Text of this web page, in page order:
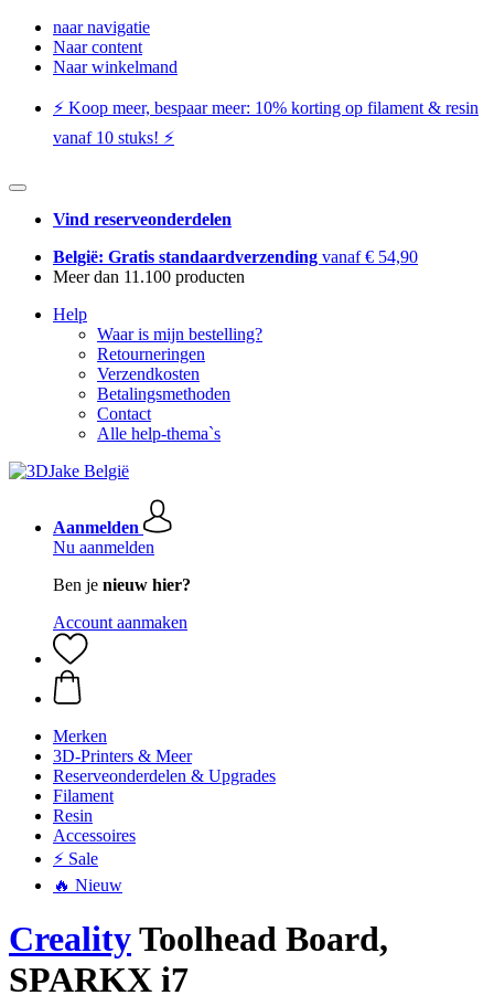
naar navigatie
Naar content
Naar winkelmand
⚡️ Koop meer, bespaar meer: ​​10% korting op filament & resin
vanaf 10 stuks! ⚡️
Vind reserveonderdelen
België: Gratis standaardverzending vanaf € 54,90
Meer dan 11.100 producten
Help
Waar is mijn bestelling?
Retourneringen
Verzendkosten
Betalingsmethoden
Contact
Alle help-thema`s
Aanmelden
Nu aanmelden
Ben je nieuw hier?
Account aanmaken
Merken
3D-Printers & Meer
Reserveonderdelen & Upgrades
Filament
Resin
Accessoires
⚡ Sale
🔥 Nieuw
CrealityToolhead Board,
SPARKX i7